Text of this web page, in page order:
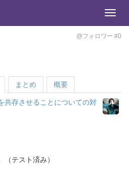
@フォロワー #0
まとめ 概要
共存させることについての対
テスト済み）